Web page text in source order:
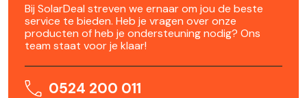
Bij SolarDeal streven we ernaar om jou de beste
service te bieden. Heb je vragen over onze
producten of heb je ondersteuning nodig? Ons
team staat voor je klaar!
0524 200 011